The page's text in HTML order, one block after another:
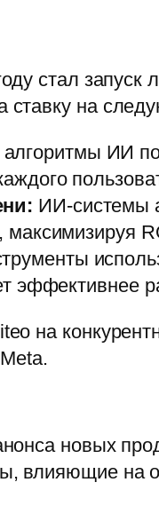
стал запуск
ставку на
алгоритмы ИИ
ИИ-системы
эффективнее
на
новых
влияющие на